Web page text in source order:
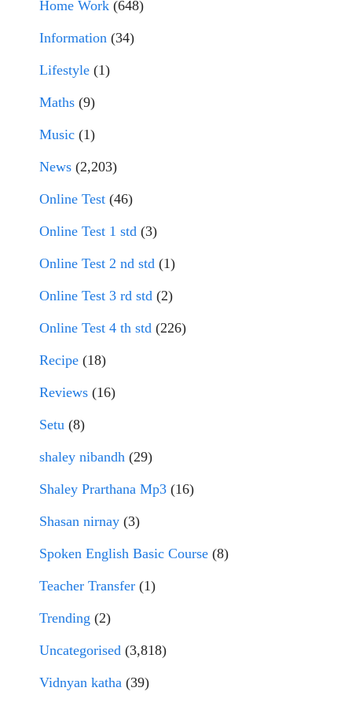
Home Work (648)
Information (34)
Lifestyle (1)
Maths (9)
Music (1)
News (2,203)
Online Test (46)
Online Test 1 std (3)
Online Test 2 nd std (1)
Online Test 3 rd std (2)
Online Test 4 th std (226)
Recipe (18)
Reviews (16)
Setu (8)
shaley nibandh (29)
Shaley Prarthana Mp3 (16)
Shasan nirnay (3)
Spoken English Basic Course (8)
Teacher Transfer (1)
Trending (2)
Uncategorised (3,818)
Vidnyan katha (39)